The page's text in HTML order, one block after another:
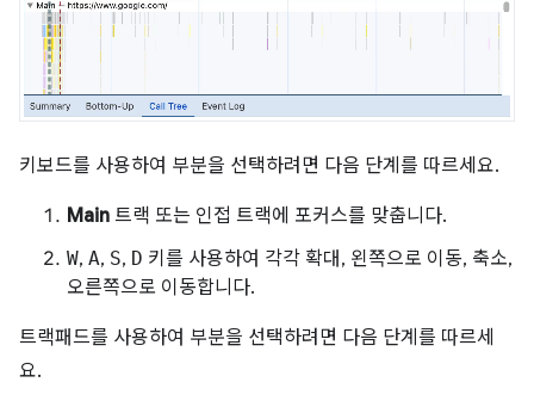
키보드를 사용하여 부분을 선택하려면 다음 단계를 따르세요.
Main 트랙 또는 인접 트랙에 포커스를 맞춥니다.
W, A, S, D 키를 사용하여 각각 확대, 왼쪽으로 이동, 축소,
오른쪽으로 이동합니다.
트랙패드를 사용하여 부분을 선택하려면 다음 단계를 따르세
요.